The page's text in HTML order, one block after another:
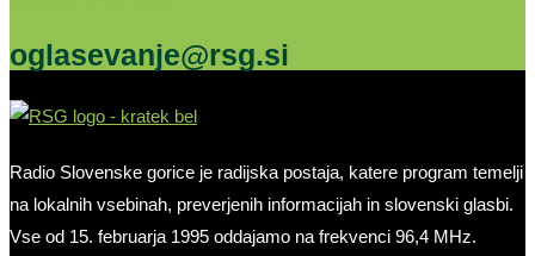
oglasevanje@rsg.si
Radio Slovenske gorice je radijska postaja, katere program temelji
na lokalnih vsebinah, preverjenih informacijah in slovenski glasbi.
Vse od 15. februarja 1995 oddajamo na frekvenci 96,4 MHz.